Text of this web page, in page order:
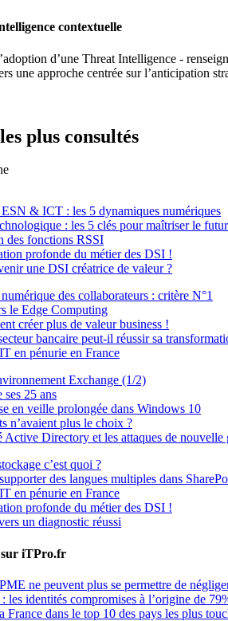
contextuelle
d’une Threat Intelligence -
une approche centrée sur l’anticipation
plus consultés
& ICT : les 5 dynamiques numériques
: les 5 clés pour maîtriser le futur
des fonctions RSSI
profonde du métier des DSI !
une DSI créatrice de valeur ?
des collaborateurs : critère N°1
le Edge Computing
créer plus de valeur business !
bancaire peut-il réussir sa
en pénurie en France
Exchange (1/2)
25 ans
en veille prolongée dans Windows 10
n’avaient plus le choix ?
Active Directory et les attaques de nouvelle
c’est quoi ?
des langues multiples dans
en pénurie en France
profonde du métier des DSI !
un diagnostic réussi
sur iTPro.fr
ne peuvent plus se permettre de
les identités compromises à l’origine de
France dans le top 10 des pays les plus